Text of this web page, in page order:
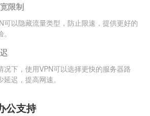
限制
可以隐藏流量类型，防止限速，提供更好的
况下，使用VPN可以选择更快的服务器路
延迟，提高网速。
公支持